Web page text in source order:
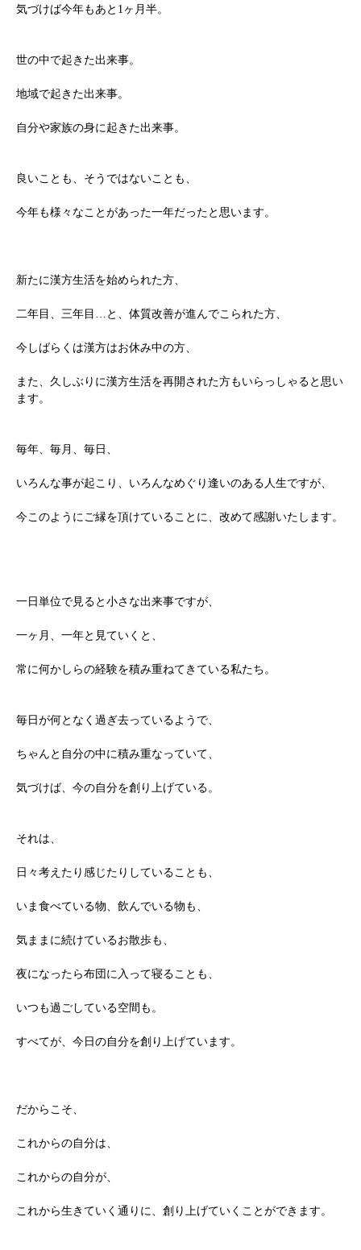
気づけば今年もあと1ヶ月半。
世の中で起きた出来事。
地域で起きた出来事。
自分や家族の身に起きた出来事。
良いことも、そうではないことも、
今年も様々なことがあった一年だったと思います。
新たに漢方生活を始められた方、
二年目、三年目…と、体質改善が進んでこられた方、
今しばらくは漢方はお休み中の方、
また、久しぶりに漢方生活を再開された方もいらっしゃると思い
ます。
毎年、毎月、毎日、
いろんな事が起こり、いろんなめぐり逢いのある人生ですが、
今このようにご縁を頂けていることに、改めて感謝いたします。
一日単位で見ると小さな出来事ですが、
一ヶ月、一年と見ていくと、
常に何かしらの経験を積み重ねてきている私たち。
毎日が何となく過ぎ去っているようで、
ちゃんと自分の中に積み重なっていて、
気づけば、今の自分を創り上げている。
それは、
日々考えたり感じたりしていることも、
いま食べている物、飲んでいる物も、
気ままに続けているお散歩も、
夜になったら布団に入って寝ることも、
いつも過ごしている空間も。
すべてが、今日の自分を創り上げています。
だからこそ、
これからの自分は、
これからの自分が、
これから生きていく通りに、創り上げていくことができます。